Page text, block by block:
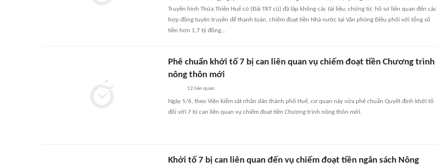
Truyền hình Thừa Thiên Huế cũ (Đài TRT cũ) đã lập khống các tài liệu, chứng từ, hồ sơ liên quan đến các
hợp đồng tuyên truyền để thanh toán, chiếm đoạt tiền Nhà nước tại Văn phòng Điều phối với tổng số
tiền hơn 1,7 tỷ đồng…
Phê chuẩn khởi tố 7 bị can liên quan vụ chiếm đoạt tiền Chương trình
nông thôn mới
12 liên quan
Ngày 5/6, theo Viện kiểm sát nhân dân thành phố Huế, cơ quan này vừa phê chuẩn Quyết định khởi tố
đối với 7 bị can liên quan vụ chiếm đoạt tiền Chương trình nông thôn mới.
Khởi tố 7 bị can liên quan đến vụ chiếm đoạt tiền ngân sách Nông